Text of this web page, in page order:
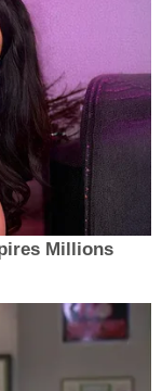
Millions